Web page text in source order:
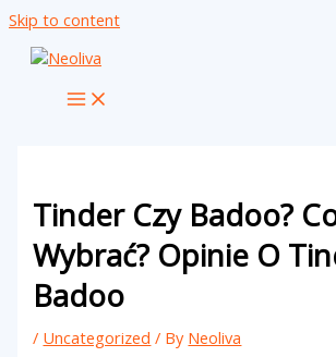
Skip to content
Tinder Czy Badoo?
Wybrać? Opinie O
Badoo
/ Uncategorized / By Neoliva